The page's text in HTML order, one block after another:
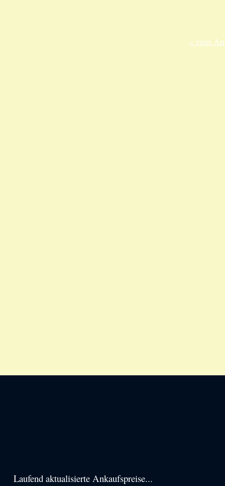
» zum
Haupt-
Laufend aktualisierte Ankaufspreise...